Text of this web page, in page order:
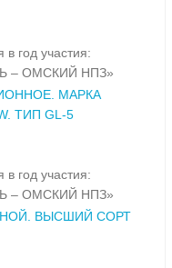
год участия:
– ОМСКИЙ НПЗ»
МАРКА
ТИП GL-5
год участия:
– ОМСКИЙ НПЗ»
ВЫСШИЙ СОРТ